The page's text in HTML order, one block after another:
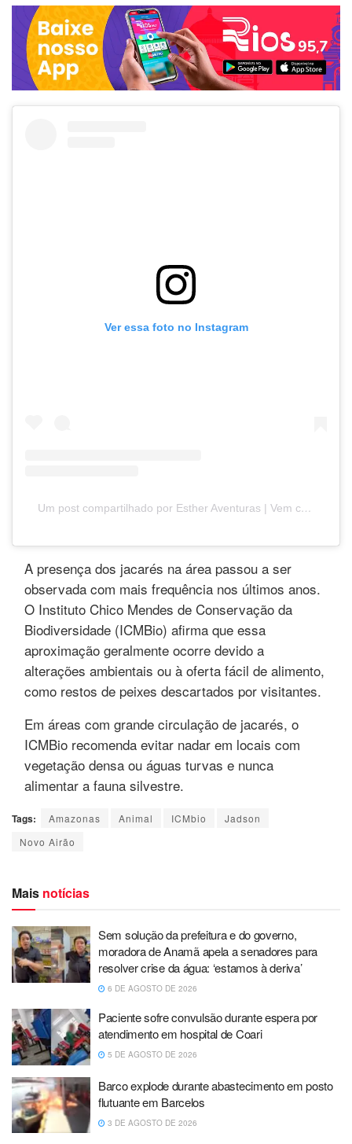
Ver essa foto no Instagram
Um post compartilhado por Esther Aventuras | Vem comigo! (@esthereilish)
A presença dos jacarés na área passou a ser
observada com mais frequência nos últimos anos.
O Instituto Chico Mendes de Conservação da
Biodiversidade (ICMBio) afirma que essa
aproximação geralmente ocorre devido a
alterações ambientais ou à oferta fácil de alimento,
como restos de peixes descartados por visitantes.
Em áreas com grande circulação de jacarés, o
ICMBio recomenda evitar nadar em locais com
vegetação densa ou águas turvas e nunca
alimentar a fauna silvestre.
Tags: Amazonas Animal ICMbio
Jadson
Novo Airão
Mais notícias
Sem solução da prefeitura e do governo,
moradora de Anamã apela a senadores para
resolver crise da água: ‘estamos à deriva’
6 DE AGOSTO DE 2026
Paciente sofre convulsão durante espera por
atendimento em hospital de Coari
5 DE AGOSTO DE 2026
Barco explode durante abastecimento em posto
flutuante em Barcelos
3 DE AGOSTO DE 2026